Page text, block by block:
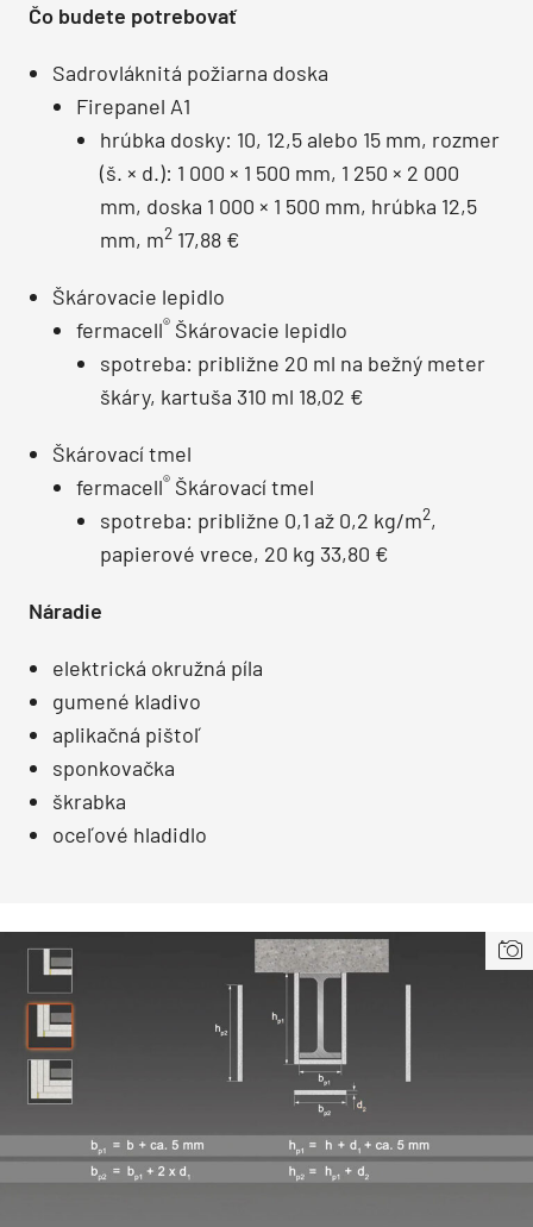
Čo budete potrebovať
Sadrovláknitá požiarna doska
Firepanel A1
hrúbka dosky: 10, 12,5 alebo 15 mm, rozmer
(š. × d.): 1 000 × 1 500 mm, 1 250 × 2 000
mm, doska 1 000 × 1 500 mm, hrúbka 12,5
mm, m2 17,88 €
Škárovacie lepidlo
fermacell® Škárovacie lepidlo
spotreba: približne 20 ml na bežný meter
škáry, kartuša 310 ml 18,02 €
Škárovací tmel
fermacell® Škárovací tmel
spotreba: približne 0,1 až 0,2 kg/m2,
papierové vrece, 20 kg 33,80 €
Náradie
elektrická okružná píla
gumené kladivo
aplikačná pištoľ
sponkovačka
škrabka
oceľové hladidlo